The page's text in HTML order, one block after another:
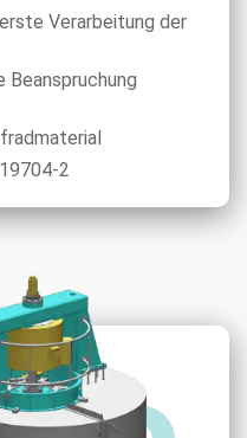
Verarbeitung der
Beanspruchung
2